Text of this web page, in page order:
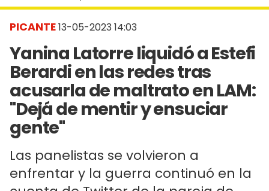
PICANTE13-05-2023 14:03
Yanina Latorre liquidó a Estefi
Berardi en las redes tras
acusarla de maltrato en LAM:
"Dejá de mentir y ensuciar
gente"
Las panelistas se volvieron a
enfrentar y la guerra continuó en la